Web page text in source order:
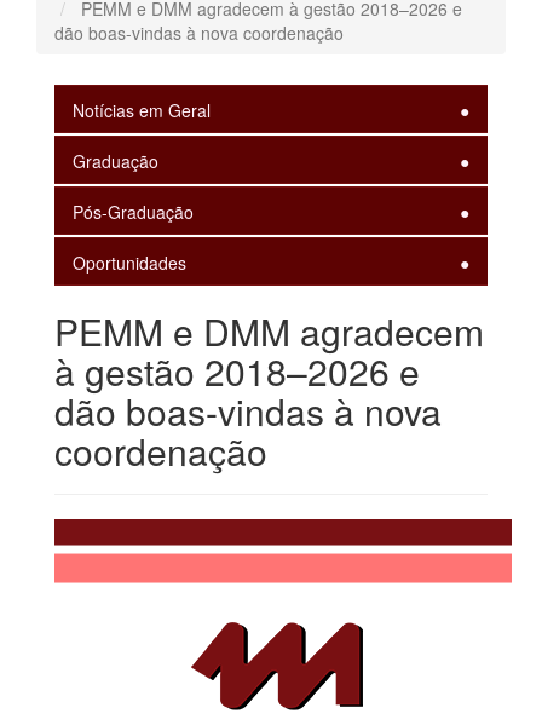
PEMM e DMM agradecem à gestão 2018–2026 e
dão boas-vindas à nova coordenação
Notícias em Geral
Graduação
Pós-Graduação
Oportunidades
PEMM e DMM agradecem
à gestão 2018–2026 e
dão boas-vindas à nova
coordenação